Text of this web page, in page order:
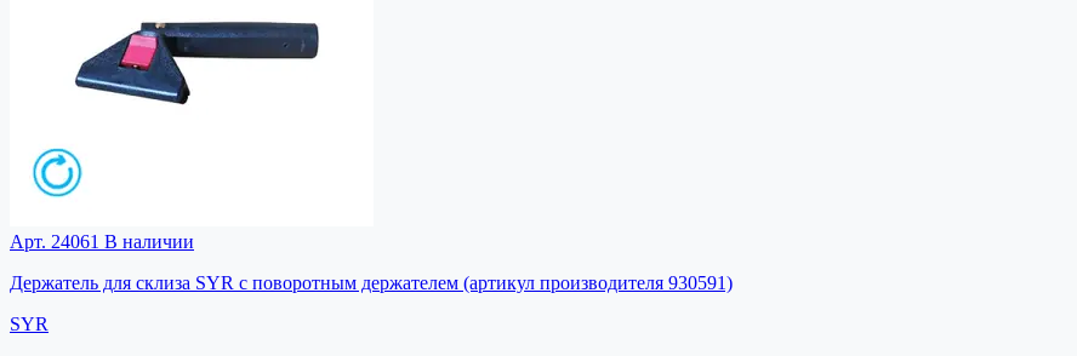
Арт. 24061 В наличии
Держатель для склиза SYR c поворотным держателем (артикул производителя 930591)
SYR